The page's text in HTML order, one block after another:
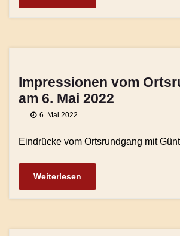
Impressionen vom
am 6. Mai 2022
6. Mai 2022
Eindrücke vom Ortsrundgang mit
Weiterlesen